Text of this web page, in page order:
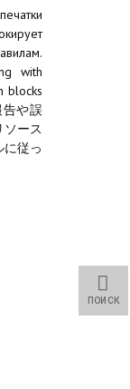
with
blocks
告や誤
ース
従っ
ПОИСК